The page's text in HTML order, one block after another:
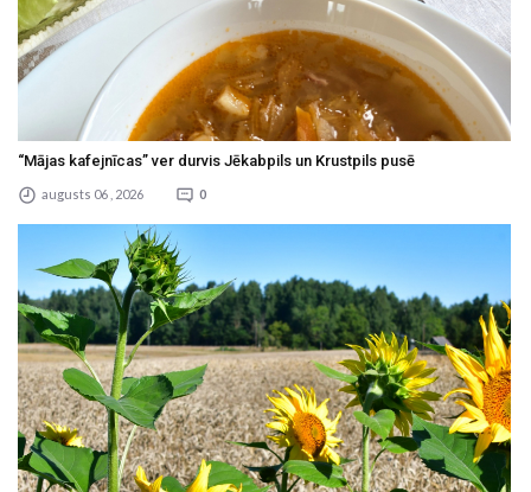
“Mājas kafejnīcas” ver durvis Jēkabpils un Krustpils pusē
augusts 06 , 2026 0